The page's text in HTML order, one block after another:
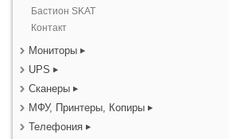
Бастион SKAT
Контакт
Мониторы
UPS
Сканеры
МФУ, Принтеры, Копиры
Телефония